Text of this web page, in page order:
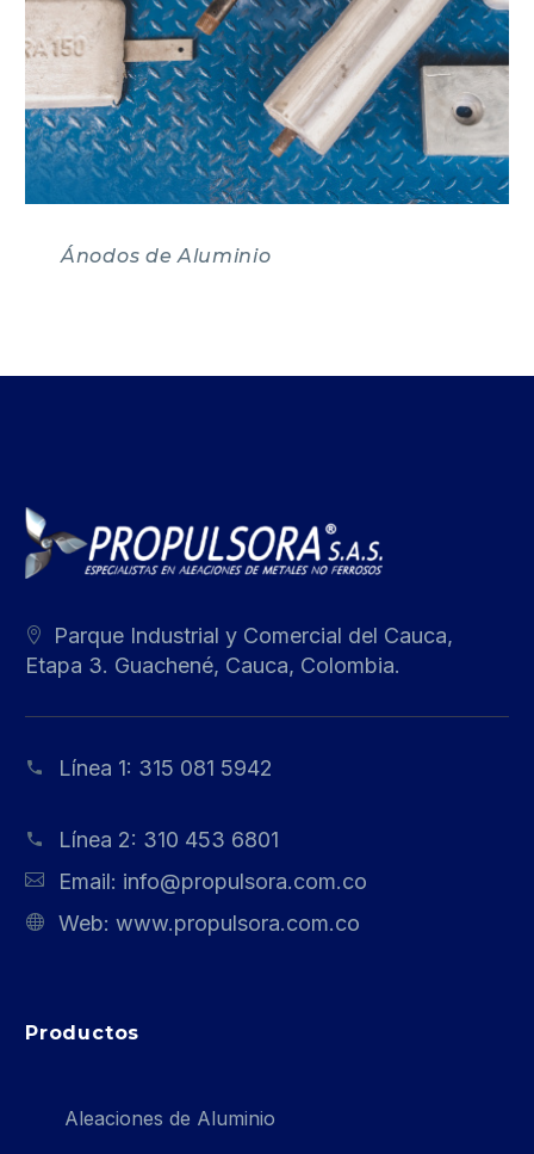
Ánodos de Aluminio
Parque Industrial y Comercial del Cauca,
Etapa 3. Guachené, Cauca, Colombia.
Línea 1: 315 081 5942
Línea 2: 310 453 6801
Email: info@propulsora.com.co
Web: www.propulsora.com.co
Productos
Aleaciones de Aluminio